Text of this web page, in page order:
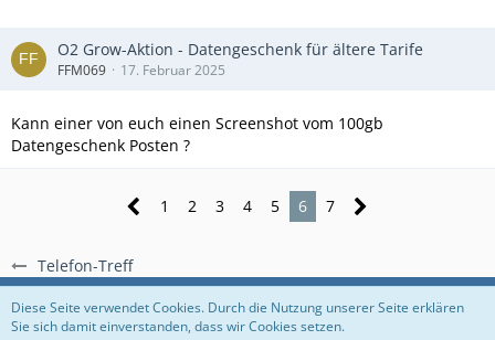
Telefon-Treff
O2 Grow-Aktion - Datengeschenk für ältere Tarife
FFM069 17. Februar 2025
Kann einer von euch einen Screenshot vom 100gb
Datengeschenk Posten ?
1 2 3 4 5 6 7
Regeln Datenschutzerklärung Impressum
Diese Seite verwendet Cookies. Durch die Nutzung unserer Seite erklären
Sie sich damit einverstanden, dass wir Cookies setzen.